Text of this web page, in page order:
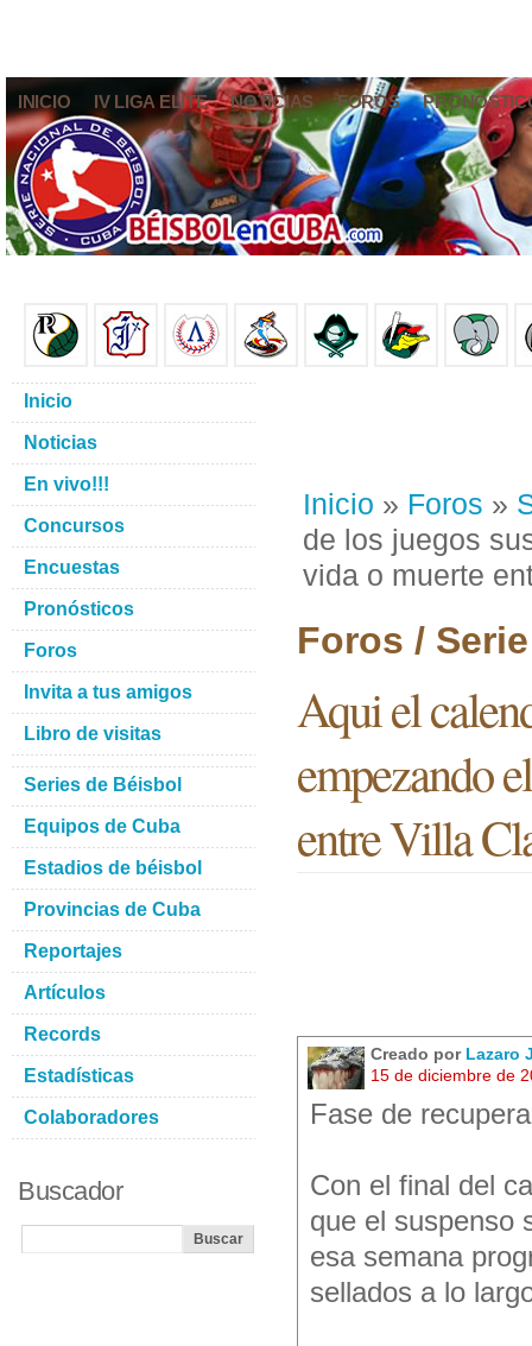
INICIO IV LIGA ELITE NOTICIAS FOROS
Inicio » Foros »
de los juegos
vida o muerte
Foros /
Aqui el
empezando
entre Villa
Creado por Lazaro
15 de diciembre de
Fase de
Con el final del
que el suspenso
esa semana
sellados a lo
Inicio
Noticias
En vivo!!!
Concursos
Encuestas
Pronósticos
Foros
Invita a tus amigos
Libro de visitas
Series de Béisbol
Equipos de Cuba
Estadios de béisbol
Provincias de Cuba
Reportajes
Artículos
Records
Estadísticas
Colaboradores
Buscador